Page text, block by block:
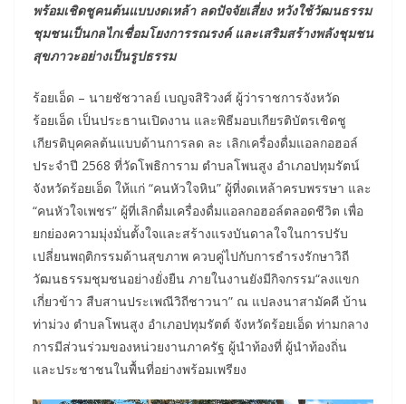
พร้อมเชิดชูคนต้นแบบงดเหล้า ลดปัจจัยเสี่ยง หวังใช้วัฒนธรรม
ชุมชนเป็นกลไกเชื่อมโยงการรณรงค์ และเสริมสร้างพลังชุมชน
สุขภาวะอย่างเป็นรูปธรรม
ร้อยเอ็ด – นายชัชวาลย์ เบญจสิริวงศ์ ผู้ว่าราชการจังหวัด
ร้อยเอ็ด เป็นประธานเปิดงาน และพิธีมอบเกียรติบัตรเชิดชู
เกียรติบุคคลต้นแบบด้านการลด ละ เลิกเครื่องดื่มแอลกอฮอล์
ประจำปี 2568 ที่วัดโพธิการาม ตำบลโพนสูง อำเภอปทุมรัตน์
จังหวัดร้อยเอ็ด ให้แก่ “คนหัวใจหิน” ผู้ที่งดเหล้าครบพรรษา และ
“คนหัวใจเพชร” ผู้ที่เลิกดื่มเครื่องดื่มแอลกอฮอล์ตลอดชีวิต เพื่อ
ยกย่องความมุ่งมั่นตั้งใจและสร้างแรงบันดาลใจในการปรับ
เปลี่ยนพฤติกรรมด้านสุขภาพ ควบคู่ไปกับการธำรงรักษาวิถี
วัฒนธรรมชุมชนอย่างยั่งยืน ภายในงานยังมีกิจกรรม“ลงแขก
เกี่ยวข้าว สืบสานประเพณีวิถีชาวนา” ณ แปลงนาสามัคคี บ้าน
ท่าม่วง ตำบลโพนสูง อำเภอปทุมรัตต์ จังหวัดร้อยเอ็ด ท่ามกลาง
การมีส่วนร่วมของหน่วยงานภาครัฐ ผู้นำท้องที่ ผู้นำท้องถิ่น
และประชาชนในพื้นที่อย่างพร้อมเพรียง